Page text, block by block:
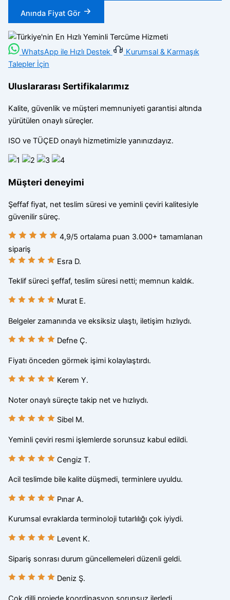
Anında Fiyat Gör
WhatsApp ile Hızlı Destek
Kurumsal & Karmaşık
Talepler İçin
Uluslararası Sertifikalarımız
Kalite, güvenlik ve müşteri memnuniyeti garantisi altında
yürütülen onaylı süreçler.
ISO ve TÜÇED onaylı hizmetimizle yanınızdayız.
Müşteri deneyimi
Şeffaf fiyat, net teslim süresi ve yeminli çeviri kalitesiyle
güvenilir süreç.
4,9/5 ortalama puan 3.000+ tamamlanan
sipariş
Esra D.
Teklif süreci şeffaf, teslim süresi netti; memnun kaldık.
Murat E.
Belgeler zamanında ve eksiksiz ulaştı, iletişim hızlıydı.
Defne Ç.
Fiyatı önceden görmek işimi kolaylaştırdı.
Kerem Y.
Noter onaylı süreçte takip net ve hızlıydı.
Sibel M.
Yeminli çeviri resmi işlemlerde sorunsuz kabul edildi.
Cengiz T.
Acil teslimde bile kalite düşmedi, terminlere uyuldu.
Pınar A.
Kurumsal evraklarda terminoloji tutarlılığı çok iyiydi.
Levent K.
Sipariş sonrası durum güncellemeleri düzenli geldi.
Deniz Ş.